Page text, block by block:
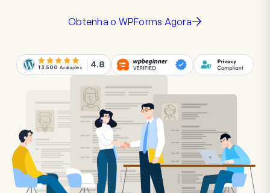
Obtenha o WPForms Agora
13.500 Avaliações 4.8